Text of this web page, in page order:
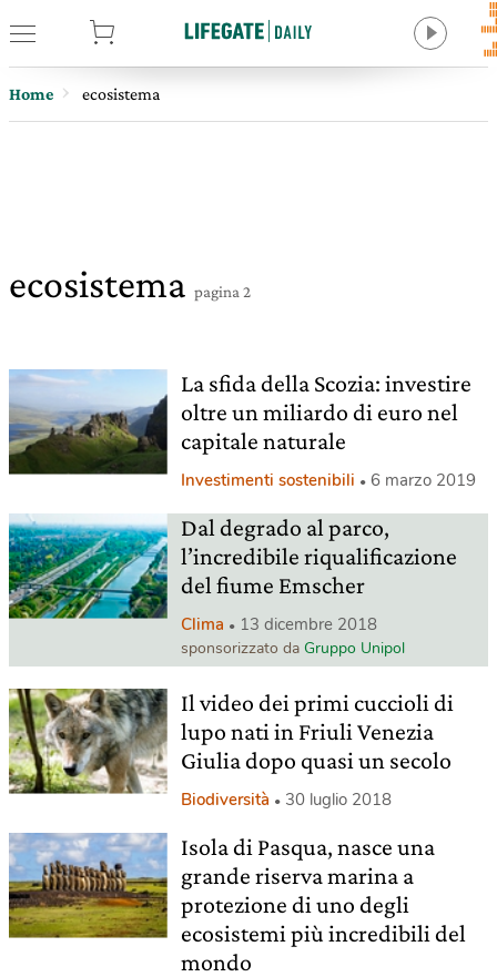
Home ecosistema
ecosistema pagina 2
La sfida della Scozia: investire
oltre un miliardo di euro nel
capitale naturale
Investimenti sostenibili 6 marzo 2019
Dal degrado al parco,
l’incredibile riqualificazione
del fiume Emscher
Clima 13 dicembre 2018
sponsorizzato da Gruppo Unipol
Il video dei primi cuccioli di
lupo nati in Friuli Venezia
Giulia dopo quasi un secolo
Biodiversità 30 luglio 2018
Isola di Pasqua, nasce una
grande riserva marina a
protezione di uno degli
ecosistemi più incredibili del
mondo